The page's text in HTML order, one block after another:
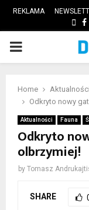
REKLAMA
PRIMARY
Home
Aktualności
Odkryto nowy
Aktualności Fauna
Odkryto
olbrzymiej!
by Tomasz
SHARE